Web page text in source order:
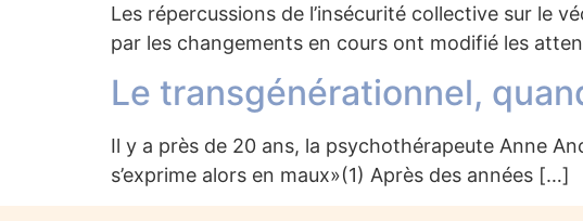
Les répercussions de l’insécurité collective sur le
par les changements en cours ont modifié les
Le transgénérationnel,
Il y a près de 20 ans, la psychothérapeute Anne
s’exprime alors en maux»(1) Après des années […]